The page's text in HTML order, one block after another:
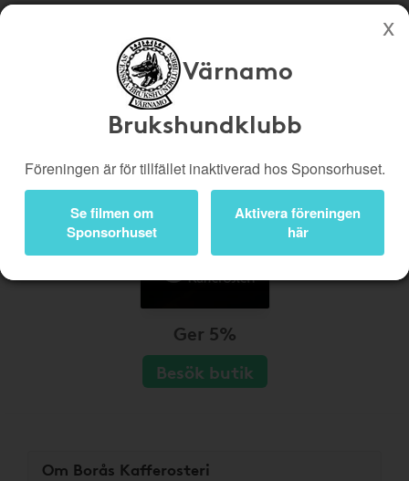
Köp genom denna sida stöttar Värnamo Brukshundklubb
Bli medlem
Logga in
Värnamo
Brukshundklubb
Föreningen är för tillfället inaktiverad hos Sponsorhuset.
Se filmen om
Sponsorhuset
Aktivera föreningen
här
Ger 5%
Besök butik
Om Borås Kafferosteri